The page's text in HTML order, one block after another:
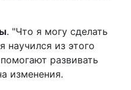
. "Что я могу сделать
научился из этого
развивать
изменения.